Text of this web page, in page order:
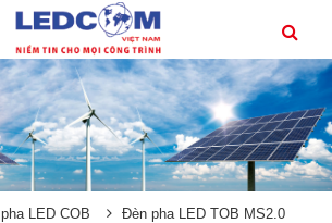
LED COB
Đèn pha LED TOB MS2.0